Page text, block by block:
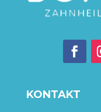
KONTAKT